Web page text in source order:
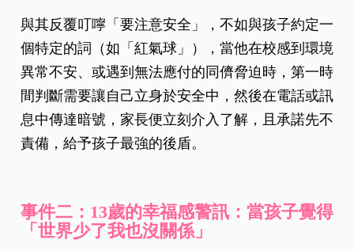
與其反覆叮嚀「要注意安全」，不如與孩子約定一
個特定的詞（如「紅氣球」），當他在校感到環境
異常不安、或遇到無法應付的同儕脅迫時，第一時
間判斷需要讓自己立身於安全中，然後在電話或訊
息中傳達暗號，家長便立刻介入了解，且承諾先不
責備，給予孩子最強的後盾。
事件二：13歲的幸福感警訊：當孩子覺得
「世界少了我也沒關係」